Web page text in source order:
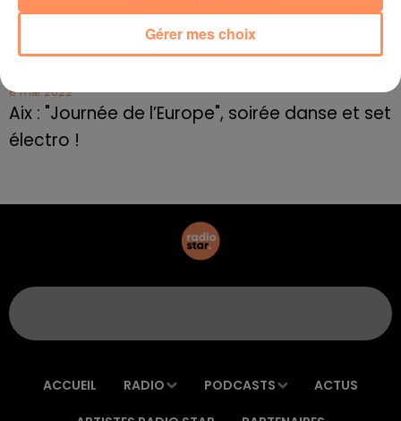
8 mai 2022
Le rappeur marseillais Soprano invité de
8 mai 2022
Aix : "Journée de l’Europe", soirée danse et set
électro !
ACCUEIL RADIO PODCASTS ACTUS
Gérer mes choix